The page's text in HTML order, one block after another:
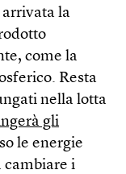
la
come la
Resta
nella lotta
gli
le energie
cambiare i